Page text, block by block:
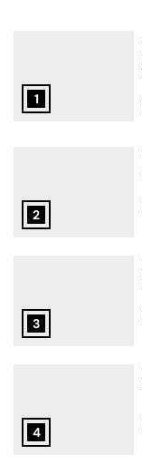
1
2
3
4